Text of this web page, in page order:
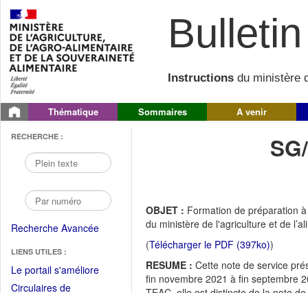
Instructions du ministère
Thématique Sommaires A venir
RECHERCHE :
Recherche Avancée
LIENS UTILES :
Le portail s'améliore(Fichier
Circulaires de
OBJET : Formation de préparation
du ministère de l'agriculture et de
(Télécharger le PDF (397ko))
RESUME : Cette note de service
fin novembre 2021 à fin septembre